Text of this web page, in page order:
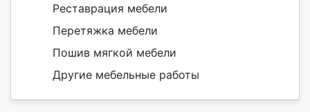
Реставрация мебели
Перетяжка мебели
Пошив мягкой мебели
Другие мебельные работы